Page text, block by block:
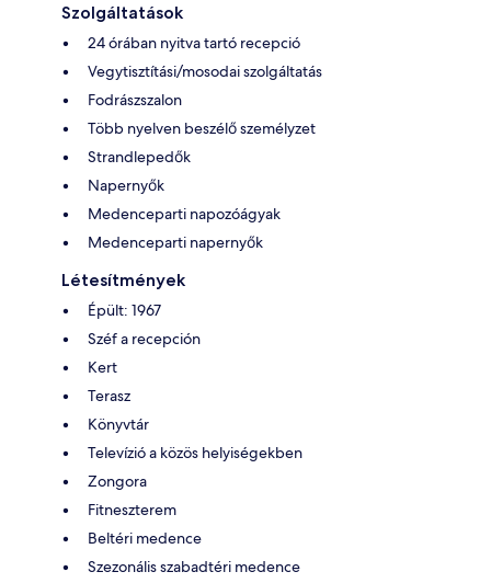
Szolgáltatások
24 órában nyitva tartó recepció
Vegytisztítási/mosodai szolgáltatás
Fodrászszalon
Több nyelven beszélő személyzet
Strandlepedők
Napernyők
Medenceparti napozóágyak
Medenceparti napernyők
Létesítmények
Épült: 1967
Széf a recepción
Kert
Terasz
Könyvtár
Televízió a közös helyiségekben
Zongora
Fitneszterem
Beltéri medence
Szezonális szabadtéri medence